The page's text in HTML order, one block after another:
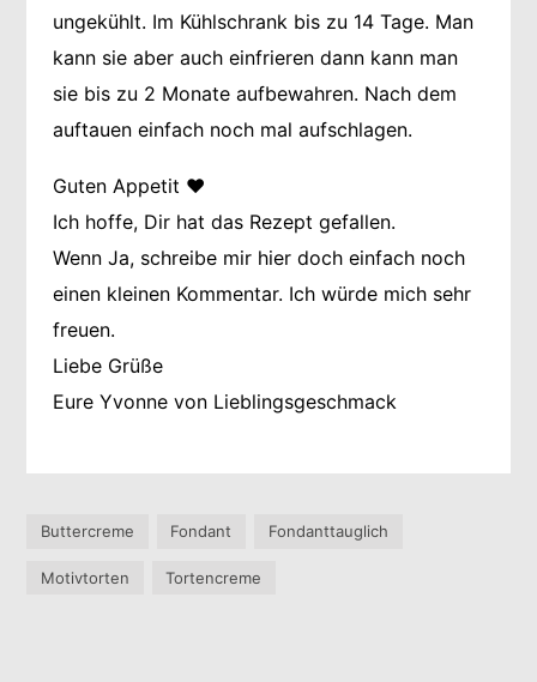
ungekühlt. Im Kühlschrank bis zu 14 Tage. Man
kann sie aber auch einfrieren dann kann man
sie bis zu 2 Monate aufbewahren. Nach dem
auftauen einfach noch mal aufschlagen.
Guten Appetit ❤️
Ich hoffe, Dir hat das Rezept gefallen.
Wenn Ja, schreibe mir hier doch einfach noch
einen kleinen Kommentar. Ich würde mich sehr
freuen.
Liebe Grüße
Eure Yvonne von Lieblingsgeschmack
Buttercreme Fondant Fondanttauglich
Motivtorten Tortencreme